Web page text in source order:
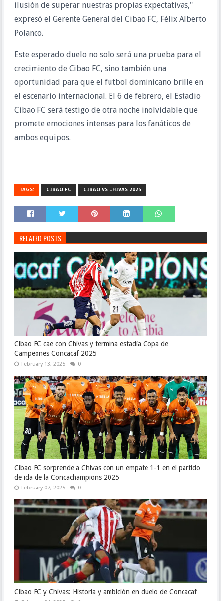
ilusión de superar nuestras propias expectativas,"
expresó el Gerente General del Cibao FC, Félix Alberto
Polanco.
Este esperado duelo no solo será una prueba para el
crecimiento de Cibao FC, sino también una
oportunidad para que el fútbol dominicano brille en
el escenario internacional. El 6 de febrero, el Estadio
Cibao FC será testigo de otra noche inolvidable que
promete emociones intensas para los fanáticos de
ambos equipos.
TAGS: CIBAO FC CIBAO VS CHIVAS 2025
RELATED POSTS
Cibao FC cae con Chivas y termina estadía Copa de
Campeones Concacaf 2025
February 13, 2025 0
Cibao FC sorprende a Chivas con un empate 1-1 en el partido
de ida de la Concachampions 2025
February 07, 2025 0
Cibao FC y Chivas: Historia y ambición en duelo de Concacaf